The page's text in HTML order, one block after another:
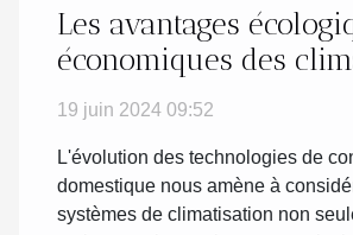
Les avantages
économiques des
réversibles modernes
19 juin 2024 09:52
L'évolution des technologies de
domestique nous amène à
systèmes de climatisation non